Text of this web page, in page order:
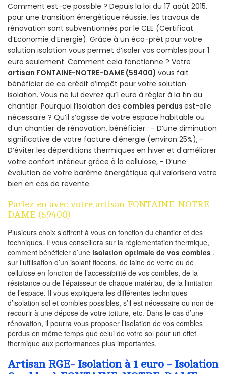
Comment est-ce possible ? Depuis la loi du 17 août 2015,
pour une transition énergétique réussie, les travaux de
rénovation sont subventionnés par le CEE (Certificat
d’Economie d’Energie). Grâce à un éco-prêt pour votre
solution isolation vous permet d’isoler vos combles pour 1
euro seulement. Comment cela fonctionne ? Votre
artisan FONTAINE-NOTRE-DAME (59400) vous fait
bénéficier de ce crédit d’impôt pour votre solution
isolation. Vous ne lui devrez qu’1 euro à régler à la fin du
chantier. Pourquoi l’isolation des combles perdus est-elle
nécessaire ? Qu’il s’agisse de votre espace habitable ou
d’un chantier de rénovation, bénéficier : - D’une diminution
significative de votre facture d’énergie (environ 25%), -
D’éviter les déperditions thermiques en hiver et d’améliorer
votre confort intérieur grâce à la cellulose, - D’une
évolution de votre barème énergétique qui valorisera votre
bien en cas de revente.
Parlez-en avec votre artisan FONTAINE-NOTRE-
DAME (59400)
Plusieurs choix s’offrent à vous en fonction du chantier et des
techniques. Il vous conseillera sur la réglementation thermique,
comment bénéficier d’une isolation optimale de vos combles ,
sur l’utilisation d’un isolant flocons, de laine de verre ou de
cellulose en fonction de l’accessibilité de vos combles, de la
résistance ou de l’épaisseur de chaque matériau, de la limitation
de l’espace. Il vous expliquera les différentes techniques
d’isolation sol et combles possibles, s’il est nécessaire ou non de
recourir à une dépose de votre toiture, etc. Dans le cas d’une
rénovation, il pourra vous proposer l’isolation de vos combles
perdus en même temps que celui de votre sol pour un effet
thermique aux performances plus importantes.
Artisan RGE- Isolation à 1 euro - Isolation